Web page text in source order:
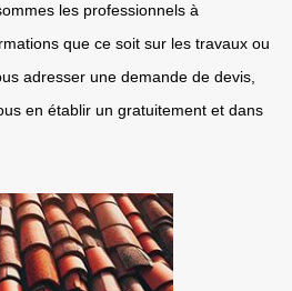
les professionnels à
que ce soit sur les travaux ou
adresser une demande de devis,
en établir un gratuitement et dans